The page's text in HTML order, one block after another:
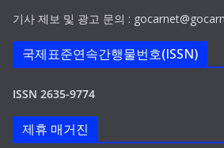
기사 제보 및 광고 문의 :
국제표준연속간행물번호(ISSN)
ISSN 2635-9774
제휴 매거진